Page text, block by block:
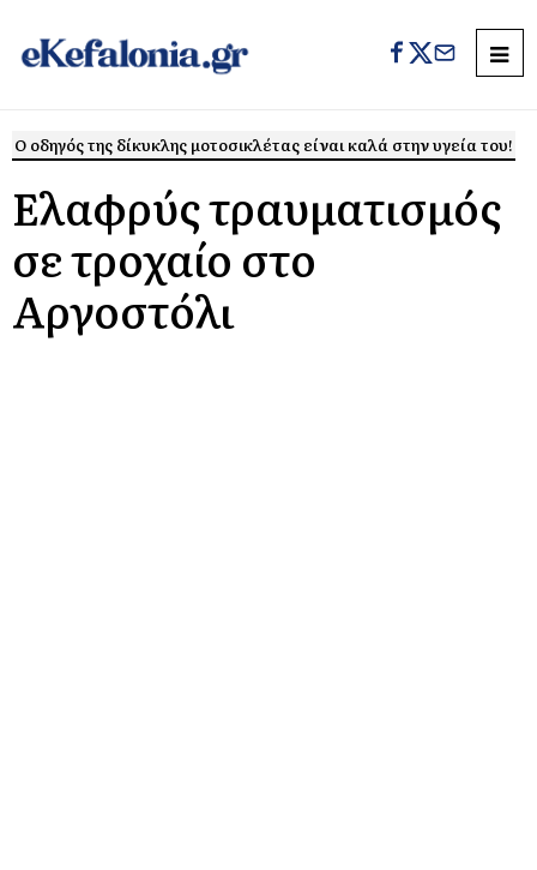
Ο οδηγός της δίκυκλης μοτοσικλέτας είναι καλά στην υγεία του!
Ελαφρύς τραυματισμός
σε τροχαίο στο
Αργοστόλι